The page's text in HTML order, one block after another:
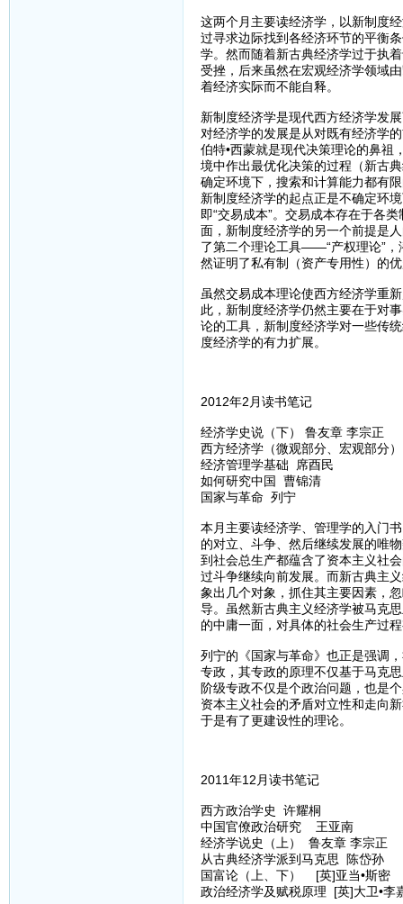
这两个月主要读经济学，以新制度
过寻求边际找到各经济环节的平衡
学。然而随着新古典经济学过于执
受挫，后来虽然在宏观经济学领域
着经济实际而不能自释。
新制度经济学是现代西方经济学发
对经济学的发展是从对既有经济学
伯特•西蒙就是现代决策理论的鼻祖
境中作出最优化决策的过程（新古
确定环境下，搜索和计算能力都有
新制度经济学的起点正是不确定环
即“交易成本”。交易成本存在于各
面，新制度经济学的另一个前提是
了第二个理论工具——“产权理论”，
然证明了私有制（资产专用性）的
虽然交易成本理论使西方经济学重
此，新制度经济学仍然主要在于对
论的工具，新制度经济学对一些传
度经济学的有力扩展。
2012年2月读书笔记
经济学史说（下） 鲁友章 李宗正
西方经济学（微观部分、宏观部分
经济管理学基础 席酉民
如何研究中国 曹锦清
国家与革命 列宁
本月主要读经济学、管理学的入门
的对立、斗争、然后继续发展的唯
到社会总生产都蕴含了资本主义社
过斗争继续向前发展。而新古典主
象出几个对象，抓住其主要因素，
导。虽然新古典主义经济学被马克
的中庸一面，对具体的社会生产过
列宁的《国家与革命》也正是强调
专政，其专政的原理不仅基于马克
阶级专政不仅是个政治问题，也是
资本主义社会的矛盾对立性和走向
于是有了更建设性的理论。
2011年12月读书笔记
西方政治学史 许耀桐
中国官僚政治研究 王亚南
经济学说史（上） 鲁友章 李宗正
从古典经济学派到马克思 陈岱孙
国富论（上、下） [英]亚当•斯密
政治经济学及赋税原理 [英]大卫•李